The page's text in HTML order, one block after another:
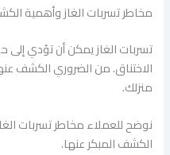
مخاطر تسربات الغاز وأهمية
تسربات الغاز يمكن أن تؤدي إلى
الاختناق. من الضروري الكشف
منزلك.
نوضح للعملاء مخاطر تسربات
الكشف المبكر عنها.